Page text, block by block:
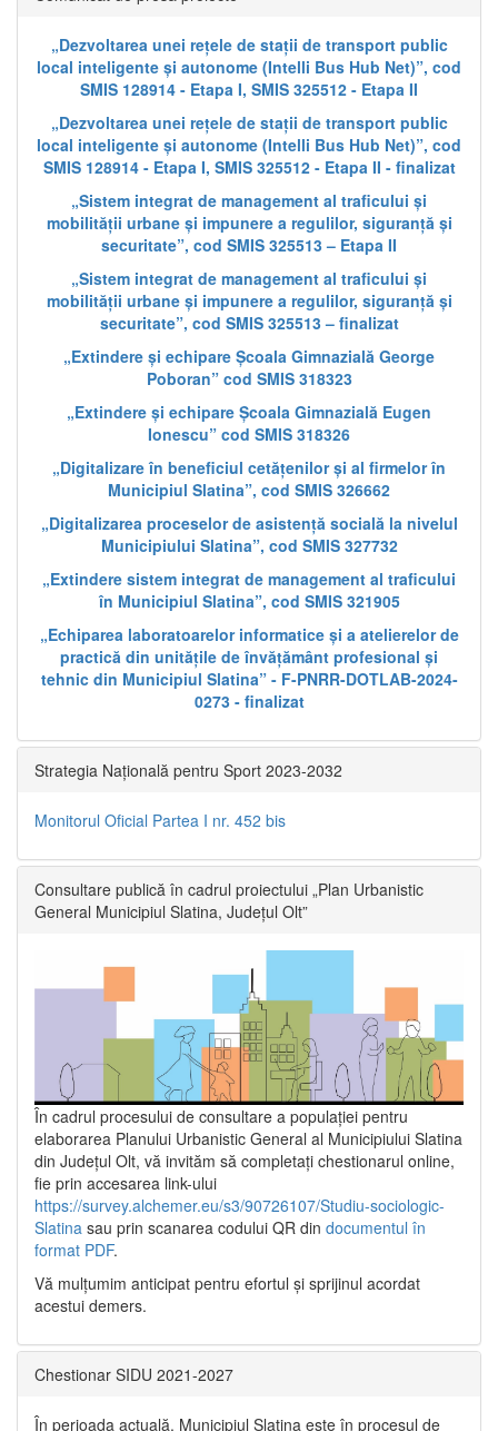
„Dezvoltarea unei rețele de stații de transport public
local inteligente și autonome (Intelli Bus Hub Net)”, cod
SMIS 128914 - Etapa I, SMIS 325512 - Etapa II
„Dezvoltarea unei rețele de stații de transport public
local inteligente și autonome (Intelli Bus Hub Net)”, cod
SMIS 128914 - Etapa I, SMIS 325512 - Etapa II - finalizat
„Sistem integrat de management al traficului și
mobilității urbane și impunere a regulilor, siguranță și
securitate”, cod SMIS 325513 – Etapa II
„Sistem integrat de management al traficului și
mobilității urbane și impunere a regulilor, siguranță și
securitate”, cod SMIS 325513 – finalizat
„Extindere și echipare Școala Gimnazială George
Poboran” cod SMIS 318323
„Extindere și echipare Școala Gimnazială Eugen
Ionescu” cod SMIS 318326
„Digitalizare în beneficiul cetățenilor și al firmelor în
Municipiul Slatina”, cod SMIS 326662
„Digitalizarea proceselor de asistență socială la nivelul
Municipiului Slatina”, cod SMIS 327732
„Extindere sistem integrat de management al traficului
în Municipiul Slatina”, cod SMIS 321905
„Echiparea laboratoarelor informatice și a atelierelor de
practică din unitățile de învățământ profesional și
tehnic din Municipiul Slatina” - F-PNRR-DOTLAB-2024-
0273 - finalizat
Strategia Națională pentru Sport 2023-2032
Monitorul Oficial Partea I nr. 452 bis
Consultare publică în cadrul proiectului „Plan Urbanistic
General Municipiul Slatina, Județul Olt”
În cadrul procesului de consultare a populaţiei pentru
elaborarea Planului Urbanistic General al Municipiului Slatina
din Județul Olt, vă invităm să completați chestionarul online,
fie prin accesarea link-ului
https://survey.alchemer.eu/s3/90726107/Studiu-sociologic-
Slatina sau prin scanarea codului QR din documentul în
format PDF.
Vă mulţumim anticipat pentru efortul şi sprijinul acordat
acestui demers.
Chestionar SIDU 2021-2027
În perioada actuală, Municipiul Slatina este în procesul de